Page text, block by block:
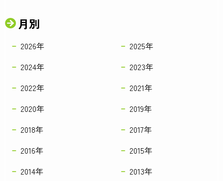
月別
2026年
2025年
2024年
2023年
2022年
2021年
2020年
2019年
2018年
2017年
2016年
2015年
2014年
2013年